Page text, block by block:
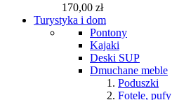
170,00 zł
Turystyka i dom
Pontony
Kajaki
Deski SUP
Dmuchane meble
Poduszki
Fotele, pufy